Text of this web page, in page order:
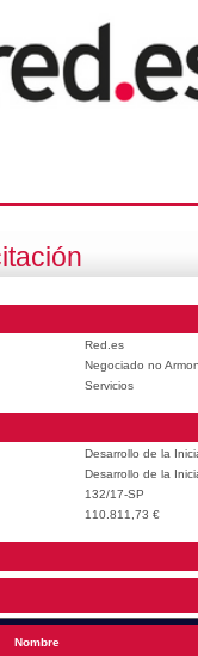
Red.es
Negociado no
Servicios
Desarrollo de la
Desarrollo de la
132/17-SP
110.811,73 €
Nombre